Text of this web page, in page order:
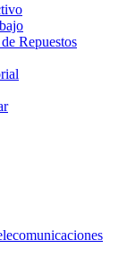
Repuestos